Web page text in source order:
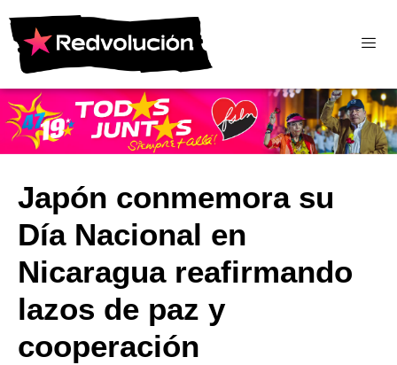
Japón conmemora su
Día Nacional en
Nicaragua reafirmando
lazos de paz y
cooperación